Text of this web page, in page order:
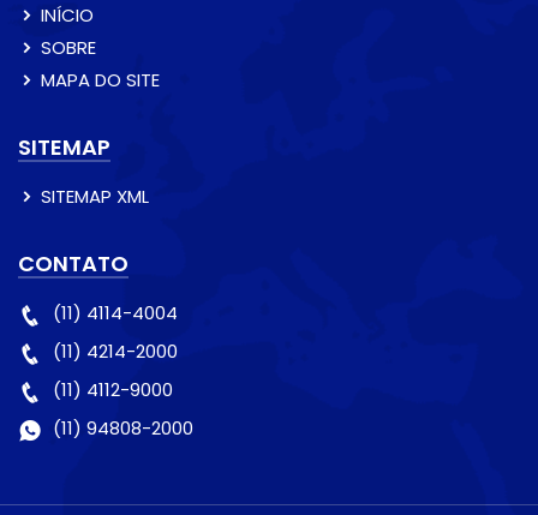
INÍCIO
SOBRE
MAPA DO SITE
SITEMAP
SITEMAP XML
CONTATO
(11) 4114-4004
(11) 4214-2000
(11) 4112-9000
(11) 94808-2000